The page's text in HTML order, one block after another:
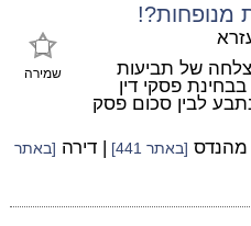
מנופחות?!
שמירה
של תביעות
פסקי דין
לבין סכום פסק
מהנדס [באתר 441] | דירה [באתר